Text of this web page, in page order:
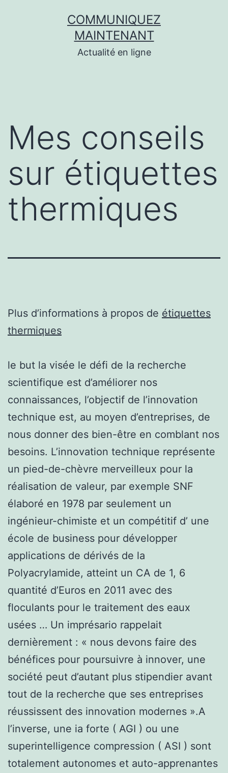
COMMUNIQUEZ
MAINTENANT
Actualité en ligne
Mes conseils
sur étiquettes
thermiques
Plus d’informations à propos de étiquettes
thermiques
le but la visée le défi de la recherche
scientifique est d’améliorer nos
connaissances, l’objectif de l’innovation
technique est, au moyen d’entreprises, de
nous donner des bien-être en comblant nos
besoins. L’innovation technique représente
un pied-de-chèvre merveilleux pour la
réalisation de valeur, par exemple SNF
élaboré en 1978 par seulement un
ingénieur-chimiste et un compétitif d’ une
école de business pour développer
applications de dérivés de la
Polyacrylamide, atteint un CA de 1, 6
quantité d’Euros en 2011 avec des
floculants pour le traitement des eaux
usées … Un imprésario rappelait
dernièrement : « nous devons faire des
bénéfices pour poursuivre à innover, une
société peut d’autant plus stipendier avant
tout de la recherche que ses entreprises
réussissent des innovation modernes ».A
l’inverse, une ia forte ( AGI ) ou une
superintelligence compression ( ASI ) sont
totalement autonomes et auto-apprenantes